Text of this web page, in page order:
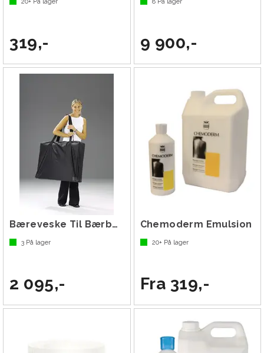
319,- 9 900,-
Bæreveske Til Bærbar Behandlingsbenk Grå
3 På lager
2 095,-
Chemoderm Emulsion
20+På lager
Fra 319,-